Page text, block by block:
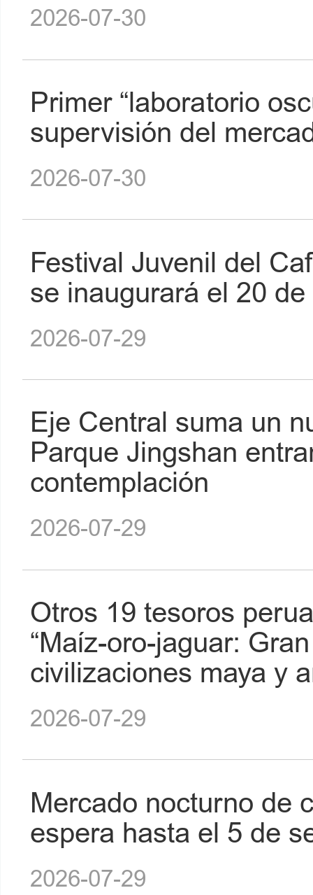
2026-07-30
Primer “laboratorio
supervisión del
2026-07-30
Festival Juvenil del
se inaugurará el 20
2026-07-29
Eje Central suma un
Parque Jingshan
contemplación
2026-07-29
Otros 19 tesoros
“Maíz-oro-jaguar:
civilizaciones maya y
2026-07-29
Mercado nocturno de
espera hasta el 5 de
2026-07-29